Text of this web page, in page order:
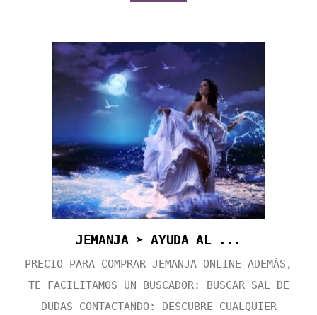
JEMANJA ➤ AYUDA AL ...
PRECIO PARA COMPRAR JEMANJA ONLINE ADEMÁS,
TE FACILITAMOS UN BUSCADOR: BUSCAR SAL DE
DUDAS CONTACTANDO: DESCUBRE CUALQUIER